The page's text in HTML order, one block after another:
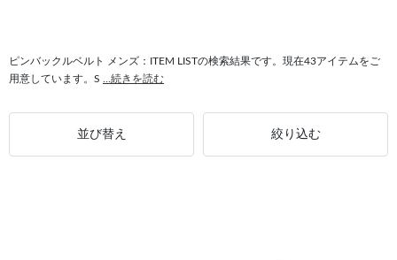
#ピンバックルベルト シンプル #ドレスシューズ メンズ #メンズ ゆったり
#ピンバックルベルト 3.0cm幅
ピンバックルベルト メンズ：ITEM LISTの検索結果です。現在43アイテムをご
用意しています。S
...続きを読む
並び替え 絞り込む